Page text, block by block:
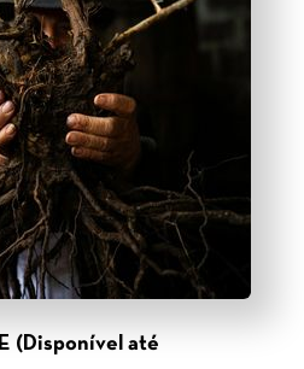
(Disponível até